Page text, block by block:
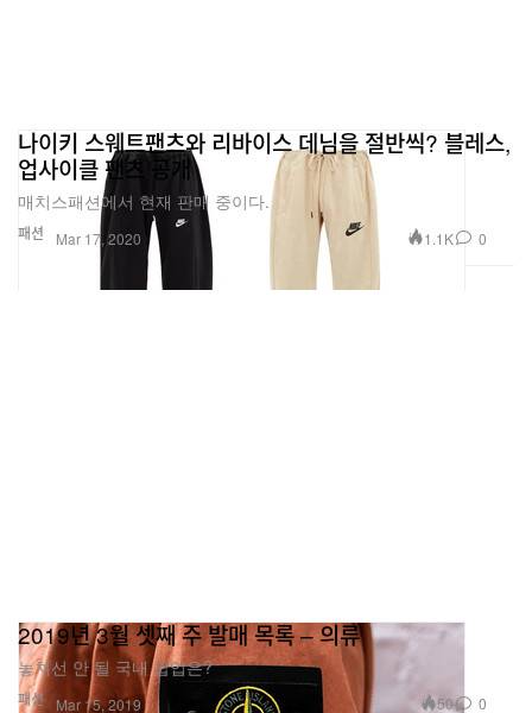
패션
나이키 스웨트팬츠와 리바이스 데님을 절반씩? 블레스,
업사이클 팬츠 공개
매치스패션에서 현재 판매 중이다.
Mar 17, 2020 1.1K 0
패션
2019년 3월 셋째 주 발매 목록 – 의류
놓쳐선 안 될 국내 팝업은?
Mar 15, 2019 50 0